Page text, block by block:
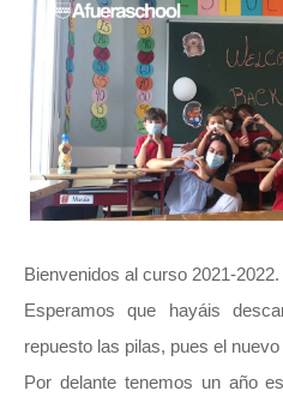
Bienvenidos al curso 2021-2022.
Esperamos que hayáis
repuesto las pilas, pues el
Por delante tenemos un año